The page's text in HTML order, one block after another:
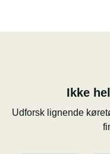
Ikke
Udforsk lignende